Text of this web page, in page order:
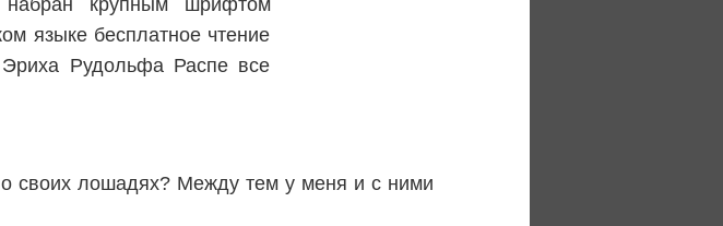
своих лошадях? Между тем у меня и с ними